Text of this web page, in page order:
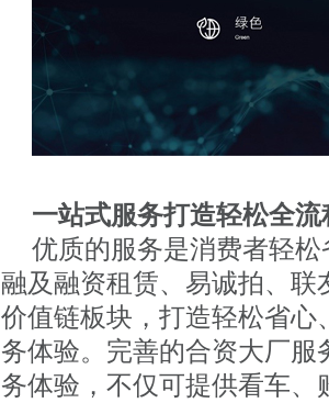
一站式服务打造轻松全
优质的服务是消费者轻
融及融资租赁、易诚拍、
价值链板块，打造轻松省
务体验。完善的合资大厂
务体验，不仅可提供看车